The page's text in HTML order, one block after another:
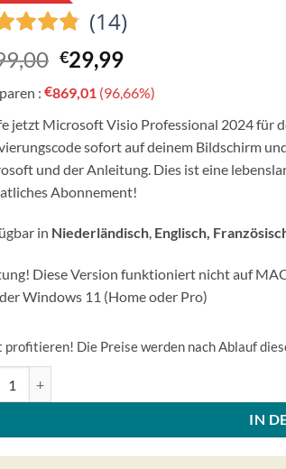
(14)
Ursprünglicher
Preis
war:
€899,00.
€29,99Aktueller
ist:
€29,99.
: €869,01 (96,66%)
jetzt Microsoft Visio Professional 2024 für
sofort auf deinem Bildschirm
und der Anleitung. Dies ist eine
Abonnement!
in Niederländisch, Englisch,
Diese Version funktioniert nicht auf
Windows 11 (Home oder Pro)
profitieren! Die Preise werden nach Ablauf
IN